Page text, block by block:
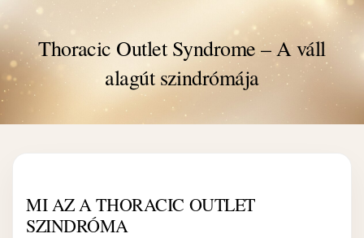
Thoracic Outlet Syndrome – A váll
alagút szindrómája
MI AZ A THORACIC OUTLET
SZINDRÓMA